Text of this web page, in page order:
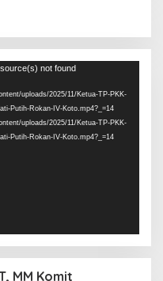
not found
uploads/2025/11/Ketua-TP-PKK-
Putih-Rokan-IV-Koto.mp4?_=14
uploads/2025/11/Ketua-TP-PKK-
Putih-Rokan-IV-Koto.mp4?_=14
MM Komit